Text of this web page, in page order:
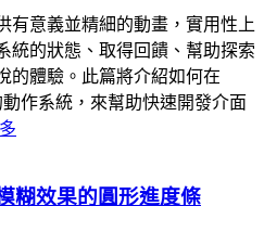
有意義並精細的動畫，實用性上
統的狀態、取得回饋、幫助探索
的體驗。此篇將介紹如何在
作系統，來幫助快速開發介面
糊效果的圓形進度條